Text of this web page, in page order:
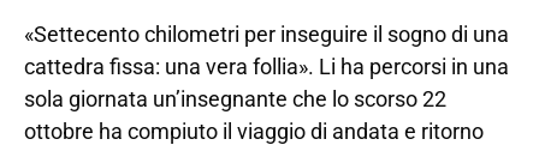
«Settecento chilometri per inseguire il sogno di una
cattedra fissa: una vera follia». Li ha percorsi in una
sola giornata un’insegnante che lo scorso 22
ottobre ha compiuto il viaggio di andata e ritorno